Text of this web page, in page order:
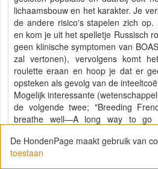
lichaamsbouw en het karakter. Je
de andere risico's stapelen zich
en kom je uit het spelletje Russisch
geen klinische symptomen van
zal vertonen), vervolgens komt
roulette eraan en hoop je dat er
opsteken als gevolg van de
Mogelijk interessante
de volgende twee; "Breeding
breathe well—A long way to go
conformation-related respiratory
dogs (Packer et al)". Het probleem
De HondenPage maakt gebruik van
toestaan